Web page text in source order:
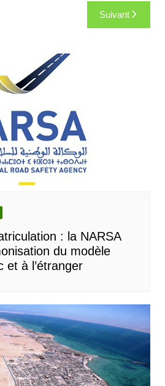
Suivant
: la NARSA
du modèle
et à l’étranger